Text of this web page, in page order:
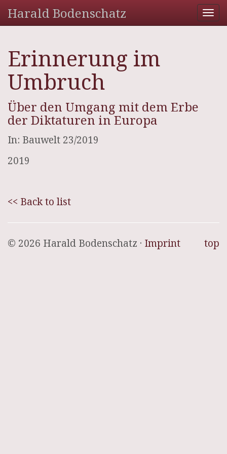
Harald Bodenschatz
Erinnerung im
Umbruch
Über den Umgang mit dem Erbe
der Diktaturen in Europa
In: Bauwelt 23/2019
2019
<< Back to list
top
© 2026 Harald Bodenschatz · Imprint